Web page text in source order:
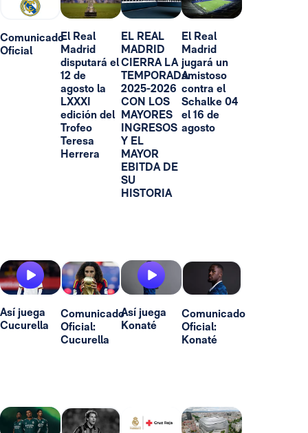
Comunicado
Oficial
El Real
Madrid
disputará el
12 de
agosto la
LXXXI
edición del
Trofeo
Teresa
Herrera
EL REAL
MADRID
CIERRA LA
TEMPORADA
2025-2026
CON LOS
MAYORES
INGRESOS
Y EL
MAYOR
EBITDA DE
SU
HISTORIA
El Real
Madrid
jugará un
amistoso
contra el
Schalke 04
el 16 de
agosto
Así juega
Cucurella
Comunicado
Oficial:
Cucurella
Así juega
Konaté
Comunicado
Oficial:
Konaté